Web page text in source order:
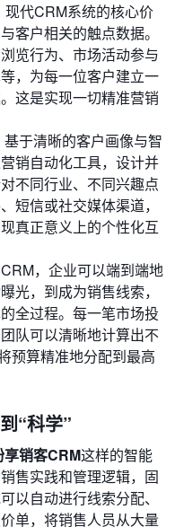
现代CRM系统的核心价
客户相关的触点数据。
览行为、市场活动参与
，为每一位客户建立一
这是实现一切精准营销
基于清晰的客户画像与智
销自动化工具，设计并
不同行业、不同兴趣点
短信或社交媒体渠道，
真正意义上的个性化互
，企业可以端到端地
光，到成为销售线索，
全过程。每一笔市场投
队可以清晰地计算出不
预算精准地分配到最高
“科学”
享销客CRM这样的智能
售实践和管理逻辑，固
以自动进行线索分配、
单，将销售人员从大量